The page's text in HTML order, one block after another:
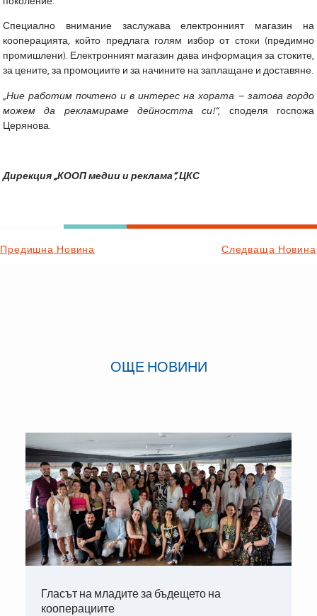
Специално внимание заслужава електронният магазин на
кооперацията, който предлага голям избор от стоки (предимно
промишлени). Електронният магазин дава информация за стоките,
за цените, за промоциите и за начините на заплащане и доставяне.
„Ние работим почтено и в интерес на хората – затова гордо
можем да рекламираме дейността си!“, споделя госпожа
Церянова.
Дирекция „КООП медии и реклама“, ЦКС
Предишна Новина Следваща Новина
ОЩЕ НОВИНИ
Гласът на младите за бъдещето на
кооперациите